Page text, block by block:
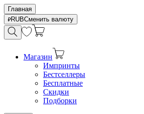
Главная
RUBСменить валюту
Магазин
Импринты
Бестселлеры
Бесплатные
Скидки
Подборки